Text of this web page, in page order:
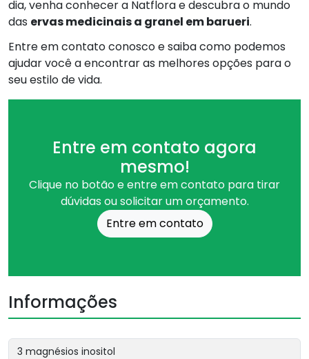
dia, venha conhecer a Natflora e descubra o mundo
das ervas medicinais a granel em barueri.
Entre em contato conosco e saiba como podemos
ajudar você a encontrar as melhores opções para o
seu estilo de vida.
Entre em contato agora
mesmo!
Clique no botão e entre em contato para tirar
dúvidas ou solicitar um orçamento.
Entre em contato
Informações
3 magnésios inositol